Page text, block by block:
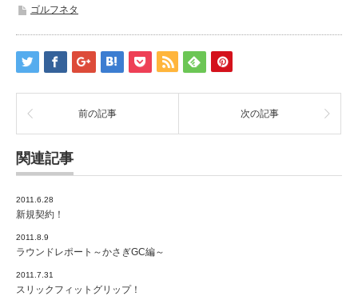
ゴルフネタ
前の記事 次の記事
関連記事
2011.6.28
新規契約！
2011.8.9
ラウンドレポート～かさぎGC編～
2011.7.31
スリックフィットグリップ！